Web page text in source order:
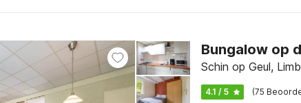
Bungalow op
Schin op Geul,
4.1 / 5 (75